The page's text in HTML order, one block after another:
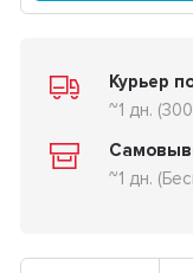
Курьер
~1 дн.
~1 дн.